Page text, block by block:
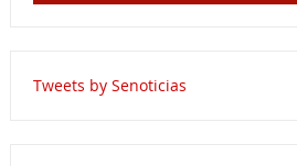
Tweets by Senoticias